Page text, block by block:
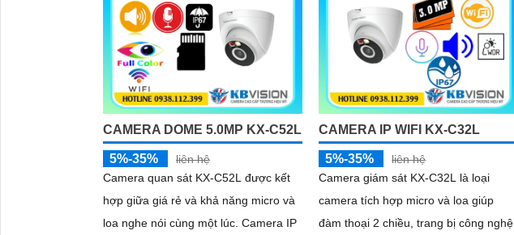
CAMERA DOME 5.0MP KX-C52L
5%-35%
liên hệ
Camera quan sát KX-C52L được kết
hợp giữa giá rẻ và khả năng micro và
loa nghe nói cùng một lúc. Camera IP
CAMERA IP WIFI KX-C32L
5%-35%
liên hệ
Camera giám sát KX-C32L là loại
camera tích hợp micro và loa giúp
đàm thoại 2 chiều, trang bị công nghệ